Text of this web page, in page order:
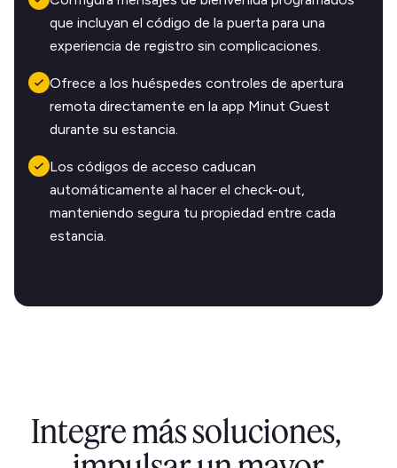
que incluyan el código de la puerta para una
experiencia de registro sin complicaciones.
Ofrece a los huéspedes controles de apertura
remota directamente en la app Minut Guest
durante su estancia.
Los códigos de acceso caducan
automáticamente al hacer el check-out,
manteniendo segura tu propiedad entre cada
estancia.
Integre más soluciones,